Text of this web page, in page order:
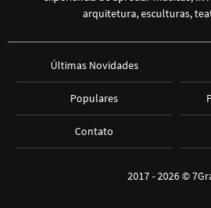
arquitetura, esculturas,
Últimas Novidades
Populares
Contato
2017 - 2026 ©